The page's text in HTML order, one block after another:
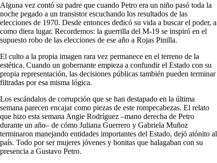
Alguna vez contó su padre que cuando Petro era un niño pasó toda la
noche pegado a un transistor escuchando los resultados de las
elecciones de 1970. Desde entonces dedicó su vida a buscar el poder, a
como diera lugar. Recordemos: la guerrilla del M-19 se inspiró en el
supuesto robo de las elecciones de ese año a Rojas Pinilla.
El culto a la propia imagen rara vez permanece en el terreno de la
estética. Cuando un gobernante empieza a confundir el Estado con su
propia representación, las decisiones públicas también pueden terminar
filtradas por esa misma lógica.
Los escándalos de corrupción que se han destapado en la última
semana parecen encajar como piezas de este rompecabezas. El relato
que hizo esta semana Angie Rodríguez –mano derecha de Petro
durante un año– de cómo Juliana Guerrero y Gabriela Muñoz
terminaron manejando entidades importantes del Estado, dejó atónito al
país. Todo por ser mujeres jóvenes y bonitas que halagaban con su
presencia a Gustavo Petro.